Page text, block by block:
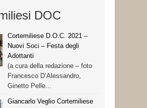
DOC
Cortemiliese D.O.C. 2021 –
Nuovi Soci – Festa degli
Adottanti
(a cura della redazione – foto
Francesco D’Alessandro,
Ginetto Pelle...
Giancarlo Veglio Cortemiliese